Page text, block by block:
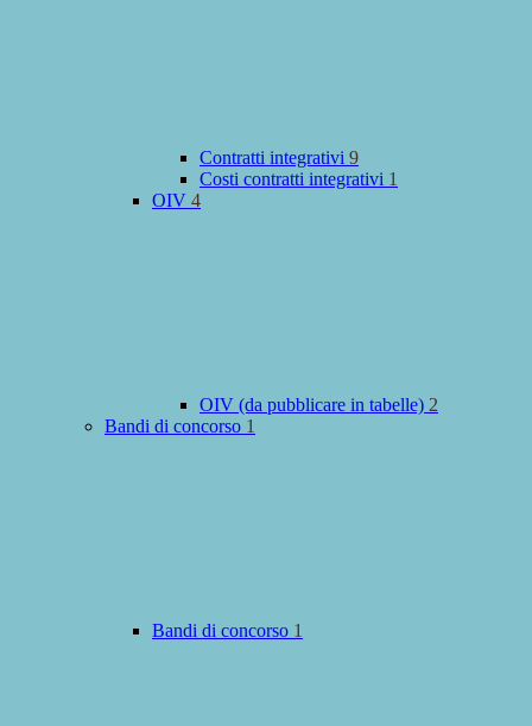
Contratti integrativi 9
Costi contratti integrativi 1
OIV 4
OIV (da pubblicare in tabelle) 2
Bandi di concorso 1
Bandi di concorso 1